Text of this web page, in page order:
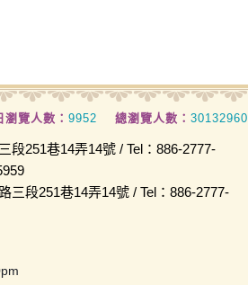
瀏覽人數： 9952 總瀏覽人數： 30132960
段251巷14弄14號 / Tel：886-2777-
三段251巷14弄14號 / Tel：886-2777-